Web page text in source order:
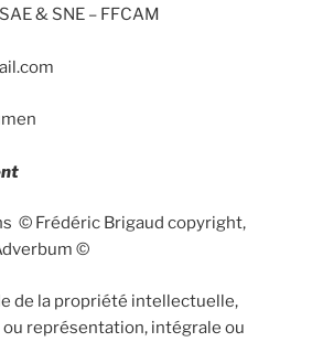
& SNE – FFCAM
© Frédéric Brigaud copyright,
©
de la propriété intellectuelle,
représentation, intégrale ou